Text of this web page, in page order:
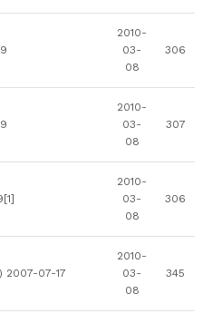
2010-
03-
08
306
2010-
03-
08
307
2010-
03-
08
306
) 2007-07-17
2010-
03-
08
345